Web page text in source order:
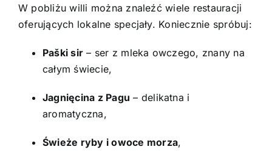
W pobliżu willi można znaleźć wiele restauracji
oferujących lokalne specjały. Koniecznie spróbuj:
Paški sir – ser z mleka owczego, znany na
całym świecie,
Jagnięcina z Pagu – delikatna i
aromatyczna,
Świeże ryby i owoce morza,